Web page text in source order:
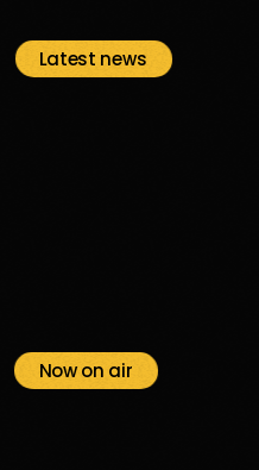
Latest news
Now on air